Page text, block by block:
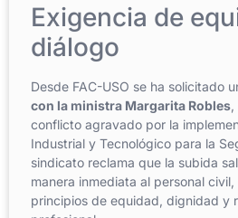
Exigencia de
diálogo
Desde FAC-USO se ha solicitado
con la ministra Margarita Robles
conflicto agravado por la
Industrial y Tecnológico para la
sindicato reclama que la subida
manera inmediata al personal
principios de equidad, dignidad y